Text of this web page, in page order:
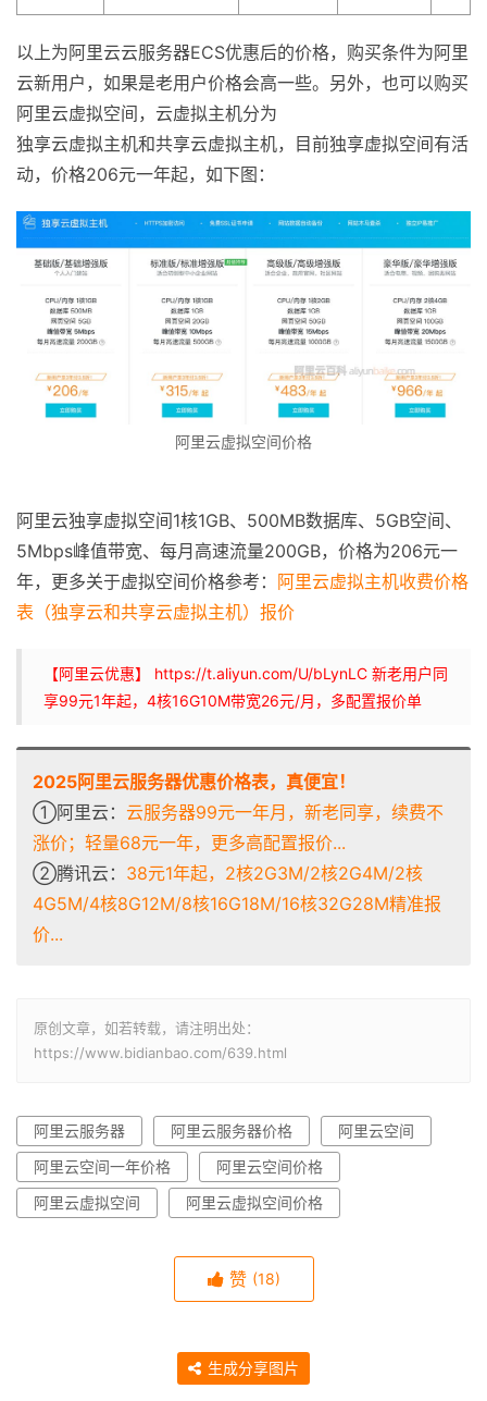
以上为阿里云云服务器ECS优惠后的价格，购买条件为阿里
云新用户，如果是老用户价格会高一些。另外，也可以购买
阿里云虚拟空间，云虚拟主机分为
独享云虚拟主机和共享云虚拟主机，目前独享虚拟空间有活
动，价格206元一年起，如下图：
阿里云虚拟空间价格
阿里云独享虚拟空间1核1GB、500MB数据库、5GB空间、
5Mbps峰值带宽、每月高速流量200GB，价格为206元一
年，更多关于虚拟空间价格参考： 阿里云虚拟主机收费价格
表（独享云和共享云虚拟主机）报价
【阿里云优惠】 https://t.aliyun.com/U/bLynLC 新老用户同
享99元1年起，4核16G10M带宽26元/月，多配置报价单
2025阿里云服务器优惠价格表，真便宜！
①阿里云： 云服务器99元一年月，新老同享，续费不
涨价；轻量68元一年，更多高配置报价...
②腾讯云： 38元1年起，2核2G3M/2核2G4M/2核
4G5M/4核8G12M/8核16G18M/16核32G28M精准报
价...
原创文章，如若转载，请注明出处：
https://www.bidianbao.com/639.html
阿里云服务器 阿里云服务器价格
阿里云空间
阿里云空间一年价格
阿里云空间价格
阿里云虚拟空间
阿里云虚拟空间价格
赞 (18)
生成分享图片